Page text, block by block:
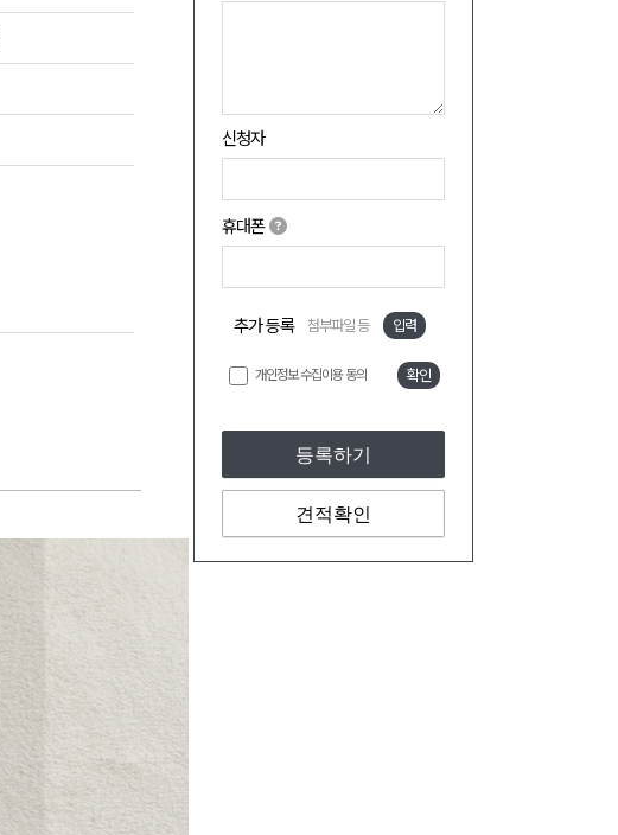
신청자
휴대폰
추가 등록 첨부파일 등 입력
개인정보 수집이용 동의 확인
등록하기
견적확인